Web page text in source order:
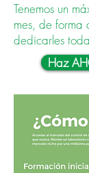
Tenemos un
mes, de forma
dedicarles
Haz